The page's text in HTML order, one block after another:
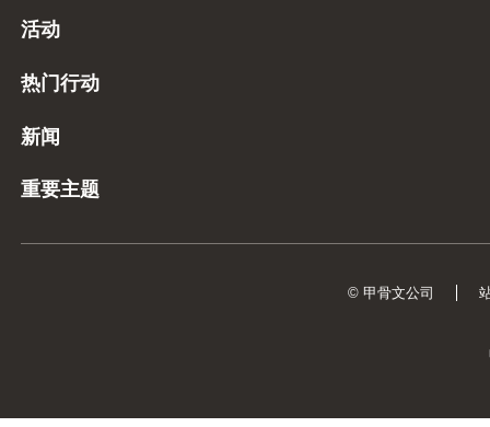
活动
热门行动
新闻
重要主题
© 甲骨文公司